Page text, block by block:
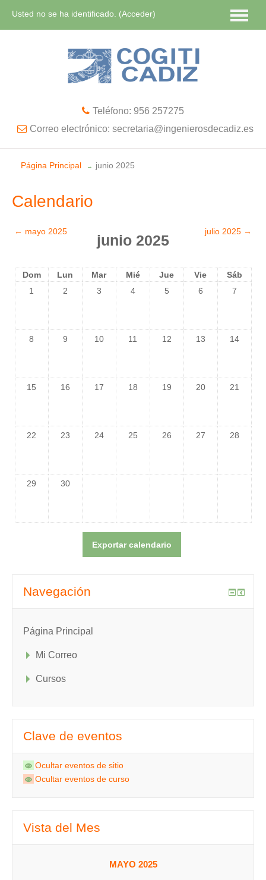
Usted no se ha identificado. (Acceder)
Teléfono: 956 257275
Correo electrónico: secretaria@ingenierosdecadiz.es
Página Principal → junio 2025
Calendario
← mayo 2025
junio 2025
julio 2025 →
Dom Lun Mar Mié Jue Vie
Sáb
1
2 3 4 5 6 7
8 9 10 11 12 13 14
15 16 17 18 19 20 21
22 23 24 25 26 27 28
29 30
Navegación
Página Principal
Mi Correo
Cursos
Clave de eventos
Ocultar eventos de sitio
Ocultar eventos de curso
Vista del Mes
MAYO 2025